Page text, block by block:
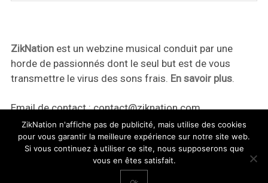
ZikNationest un webzine musical conduit par une
horde de passionnés dont le seul but est de vous
transmettre le virus des sons frais. En savoir plus.
Email de contact :contact@ziknation.com
ZikNation n'affiche pas de publicité, mais utilise des cookies
pour vous garantir la meilleure expérience sur notre site web.
Si vous continuez à utiliser ce site, nous supposerons que
vous en êtes satisfait.